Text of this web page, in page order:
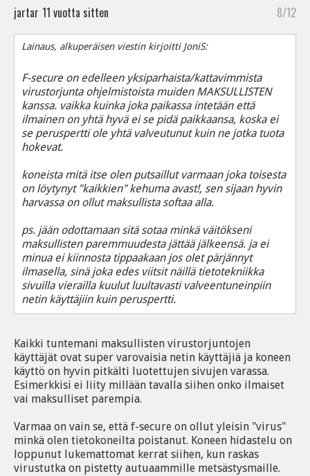
jartar 11 vuotta sitten 8/12
Lainaus, alkuperäisen viestin kirjoitti JoniS:
F-secure on edelleen yksiparhaista/kattavimmista
virustorjunta ohjelmistoista muiden MAKSULLISTEN
kanssa. vaikka kuinka joka paikassa intetään että
ilmainen on yhtä hyvä ei se pidä paikkaansa, koska ei
se peruspertti ole yhtä valveutunut kuin ne jotka tuota
hokevat.
koneista mitä itse olen putsaillut varmaan joka toisesta
on löytynyt "kaikkien" kehuma avast!, sen sijaan hyvin
harvassa on ollut maksullista softaa alla.
ps. jään odottamaan sitä sotaa minkä väitökseni
maksullisten paremmuudesta jättää jälkeensä. ja ei
minua ei kiinnosta tippaakaan jos olet pärjännyt
ilmasella, sinä joka edes viitsit näillä tietotekniikka
sivuilla vierailla kuulut luultavasti valveentuneinpiin
netin käyttäjiin kuin peruspertti.
Kaikki tuntemani maksullisten virustorjuntojen
käyttäjät ovat super varovaisia netin käyttäjiä ja koneen
käyttö on hyvin pitkälti luotettujen sivujen varassa.
Esimerkkisi ei liity millään tavalla siihen onko ilmaiset
vai maksulliset parempia.
Varmaa on vain se, että f-secure on ollut yleisin "virus"
minkä olen tietokoneilta poistanut. Koneen hidastelu on
loppunut lukemattomat kerrat siihen, kun raskas
virustutka on pistetty autuaammille metsästysmaille.